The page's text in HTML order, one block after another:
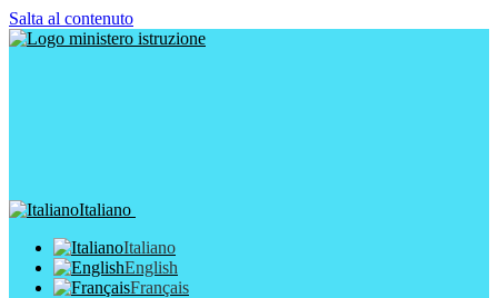
Salta al contenuto
Italiano
Italiano
English
Français